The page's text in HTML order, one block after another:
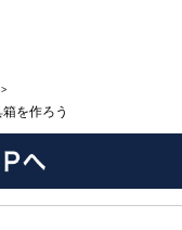
>
を作ろう